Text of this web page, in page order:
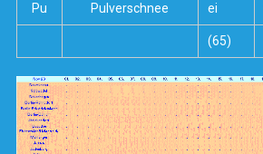
Pu Pulverschnee ei
(65)